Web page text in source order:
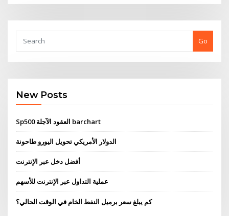
Go
New Posts
Sp500 العقود الآجلة barchart
الدولار الأمريكي تحويل اليورو طاحونة
أفضل دخل عبر الإنترنت
عملية التداول عبر الإنترنت للأسهم
كم يبلغ سعر برميل النفط الخام في الوقت الحالي؟